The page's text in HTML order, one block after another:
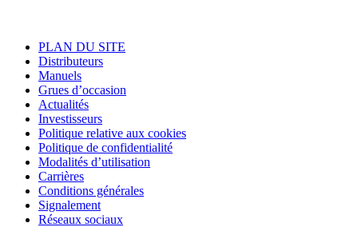
PLAN DU SITE
Distributeurs
Manuels
Grues d’occasion
Actualités
Investisseurs
Politique relative aux cookies
Politique de confidentialité
Modalités d’utilisation
Carrières
Conditions générales
Signalement
Réseaux sociaux